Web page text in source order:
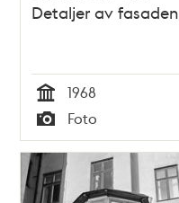
Detaljer av fasaden
Tid
1968
Typ
Foto